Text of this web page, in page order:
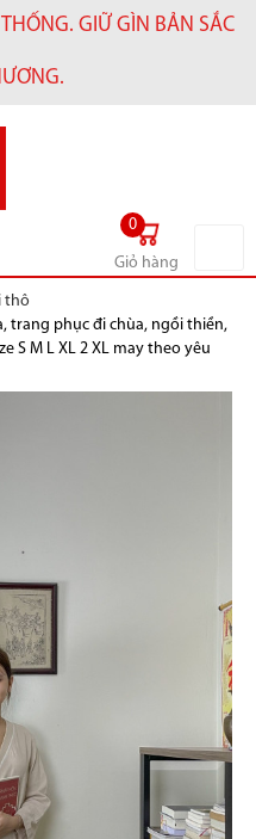
GIỮ GÌN BẢN SẮC
0
Giỏ hàng
thô
trang phục đi chùa, ngồi thiền,
S M L XL 2 XL may theo yêu